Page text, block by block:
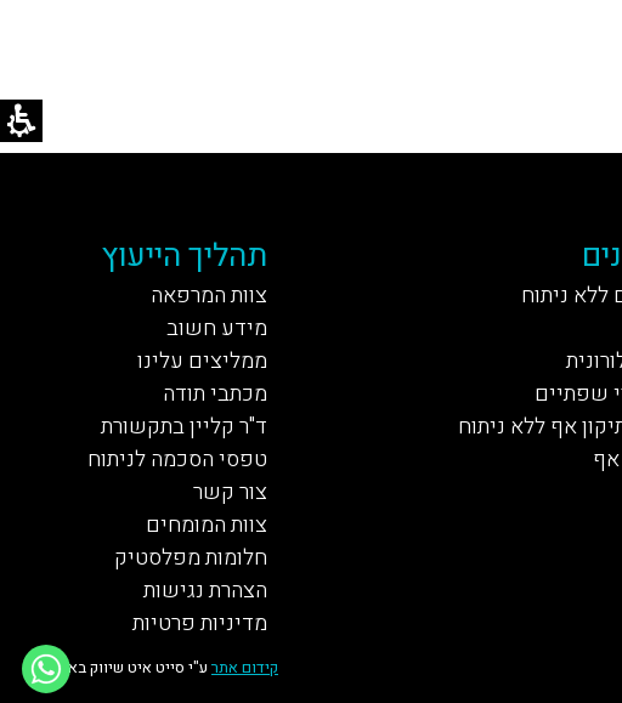
ללא ניתוח
שפתיים
אף ללא ניתוח
אף
תהליך הייעוץ
צוות המרפאה
מידע חשוב
ממליצים עלינו
מכתבי תודה
ד"ר קליין בתקשורת
טפסי הסכמה לניתוח
צור קשר
צוות המומחים
חלומות מפלסטיק
הצהרת נגישות
מדיניות פרטיות
קידום אתר ע"י סייט איט שיווק באינטרנט